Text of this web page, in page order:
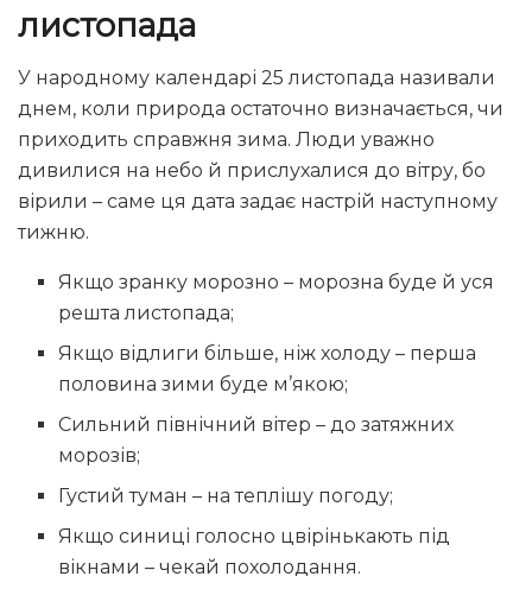
листопада
У народному календарі 25 листопада називали
днем, коли природа остаточно визначається, чи
приходить справжня зима. Люди уважно
дивилися на небо й прислухалися до вітру, бо
вірили – саме ця дата задає настрій наступному
тижню.
Якщо зранку морозно – морозна буде й уся
решта листопада;
Якщо відлиги більше, ніж холоду – перша
половина зими буде м’якою;
Сильний північний вітер – до затяжних
морозів;
Густий туман – на теплішу погоду;
Якщо синиці голосно цвірінькають під
вікнами – чекай похолодання.